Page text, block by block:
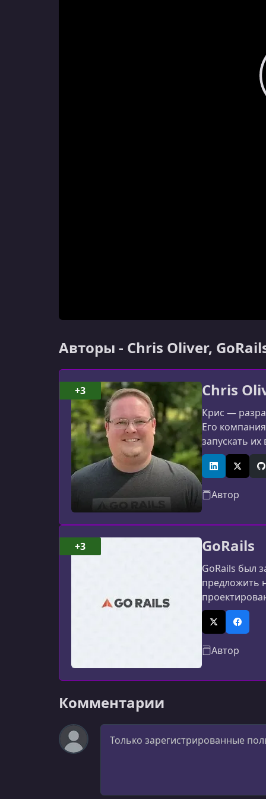
Авторы - Chris Oliver,
Chris
Крис —
Его
запускать их
LinkedIn
X
Автор
+3
GoRails
GoRails был
предложить
X (Twitter)
Автор
+3
Комментарии
Комментарий